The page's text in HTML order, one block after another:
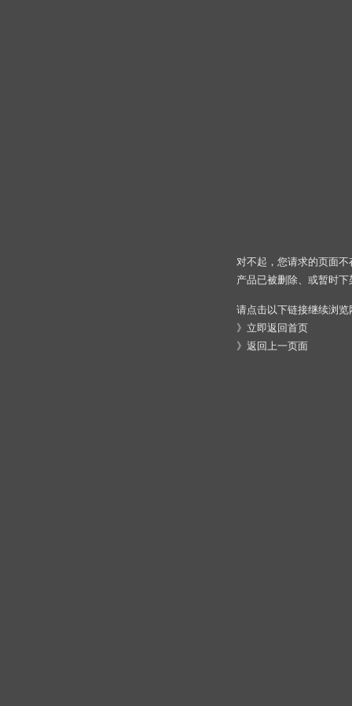
对不起，您请求的页面
产品已被删除、或暂时下
请点击以下链接继续浏览
》 立即返回首页
》 返回上一页面